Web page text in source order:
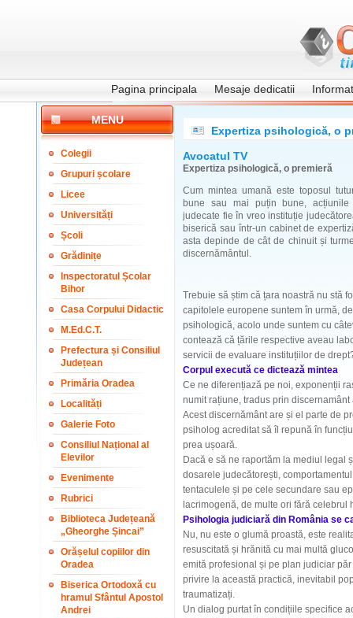
Pagina principala Mesaje dedicatii
MENU
Colegii
Grupuri școlare
Licee
Universități
Școli
Grădinițe
Inspectoratul Școlar
Bihor
Casa Corpului Didactic
M.Ed.C.T.
Prefectura și Consiliul
Județean
Primăria Oradea
Localități
Galerie Foto
Consiliul Național al
Elevilor
Evenimente
Rubrici
Biblioteca Județeană
„Gheorghe Șincai”
Orășelul copiilor din
Oradea
Biserica Ortodoxă cu
hramul Sfântul Apostol
Andrei
Expertiza psihologică, o
Avocatul TV
Expertiza psihologică, o premieră
Cum mintea umană este toposul
bune sau mai puțin bune, acțiunile
judecate fie în vreo instituție
biserică sau într-un cabinet de
asta depinde de cât de chinuit și
discernământul.
Trebuie să știm că țara noastră nu stă
capitolele europene suntem în urmă,
psihologică, acolo unde suntem cu
contează că țările respective aveau
servicii de evaluare instituțiilor de
Corpul execută ce dictează mintea
Ce ne diferențiază pe noi, exponenții
numit rațiune, tradus prin
Acest discernământ are și el parte de
psiholog acreditat să îl repună în
prea ușoară.
Dacă e să ne raportăm la mediul legal
dosarele judecătorești,
tentaculele și pe cele secundare sau
lacrimogenă, de multe ori fără celebrul
Psihologia judiciară din România se
Nu, nu este o glumă proastă, este
resuscitată și hrănită cu mai multă
emită profesional și pe plan judiciar
privire la această practică, inevitabil
traumatizați.
Un dialog purtat în condițiile specifice